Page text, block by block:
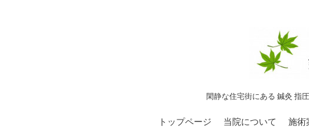
閑静な住宅街にある 鍼灸 指
トップページ 当院について 施術